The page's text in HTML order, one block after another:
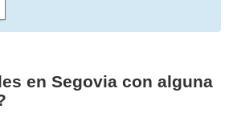
en Segovia con alguna